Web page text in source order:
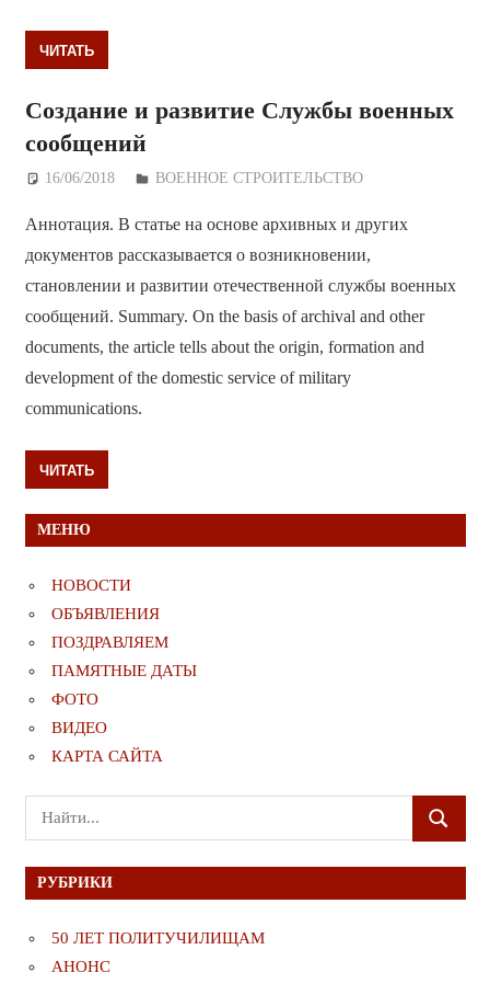
ЧИТАТЬ
Создание и развитие Службы военных
сообщений
16/06/2018 Дежурный по Редакции
ВОЕННОЕ СТРОИТЕЛЬСТВО
Аннотация. В статье на основе архивных и других
документов рассказывается о возникновении,
становлении и развитии отечественной службы военных
сообщений. Summary. On the basis of archival and other
documents, the article tells about the origin, formation and
development of the domestic service of military
communications.
ЧИТАТЬ
МЕНЮ
НОВОСТИ
ОБЪЯВЛЕНИЯ
ПОЗДРАВЛЯЕМ
ПАМЯТНЫЕ ДАТЫ
ФОТО
ВИДЕО
КАРТА САЙТА
Поиск
для:
ПОИСК
РУБРИКИ
50 ЛЕТ ПОЛИТУЧИЛИЩАМ
АНОНС